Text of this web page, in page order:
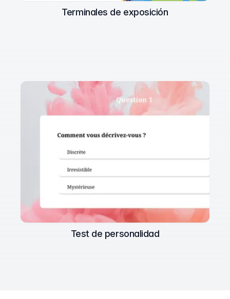
Terminales de exposición
Test de personalidad